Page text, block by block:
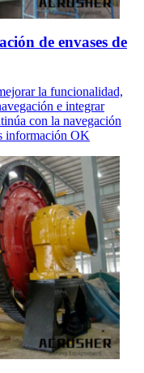
de envases de
la funcionalidad,
e integrar
con la navegación
información OK